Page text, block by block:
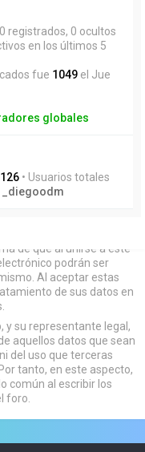
registrados, 0 ocultos
en los últimos 5
fue 1049 el Jue
globales
126 • Usuarios totales
_diegoodm
de que al unirse a este
podrán ser
Al aceptar estas
de sus datos en
y su representante legal,
aquellos datos que sean
del uso que terceras
tanto, en este aspecto,
común al escribir los
foro.